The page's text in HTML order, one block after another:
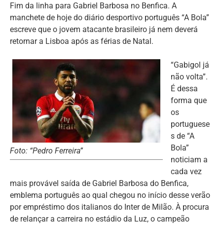
Fim da linha para Gabriel Barbosa no Benfica. A
manchete de hoje do diário desportivo português “A Bola”
escreve que o jovem atacante brasileiro já nem deverá
retornar a Lisboa após as férias de Natal.
Foto: “Pedro Ferreira”
“Gabigol já
não volta”.
É dessa
forma que
os
portuguese
s de “A
Bola”
noticiam a
cada vez
mais provável saída de Gabriel Barbosa do Benfica,
emblema português ao qual chegou no início desse verão
por empréstimo dos italianos do Inter de Milão. À procura
de relançar a carreira no estádio da Luz, o campeão